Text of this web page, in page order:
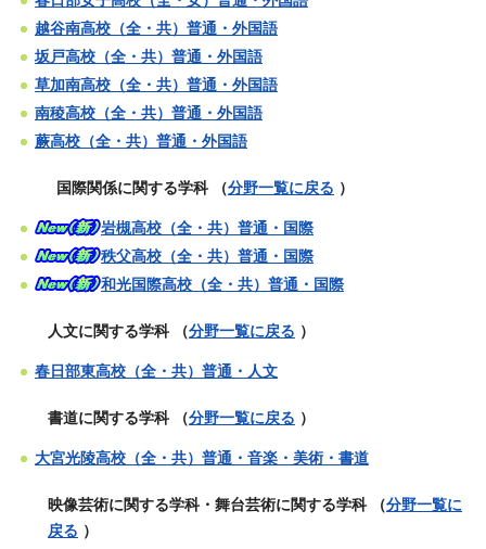
越谷南高校（全・共）普通・外国語
坂戸高校（全・共）普通・外国語
草加南高校（全・共）普通・外国語
南稜高校（全・共）普通・外国語
蕨高校（全・共）普通・外国語
国際関係に関する学科 （分野一覧に戻る ）
岩槻高校（全・共）普通・国際
秩父高校（全・共）普通・国際
和光国際高校（全・共）普通・国際
人文に関する学科 （分野一覧に戻る ）
春日部東高校（全・共）普通・人文
書道に関する学科 （分野一覧に戻る ）
大宮光陵高校（全・共）普通・音楽・美術・書道
映像芸術に関する学科 ・ 舞台芸術に関する学科 （分野一覧に
戻る ）